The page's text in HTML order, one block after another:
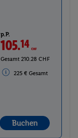
p.P.
105.14CHF
Gesamt 210.28 CHF
225 € Gesamt
Buchen